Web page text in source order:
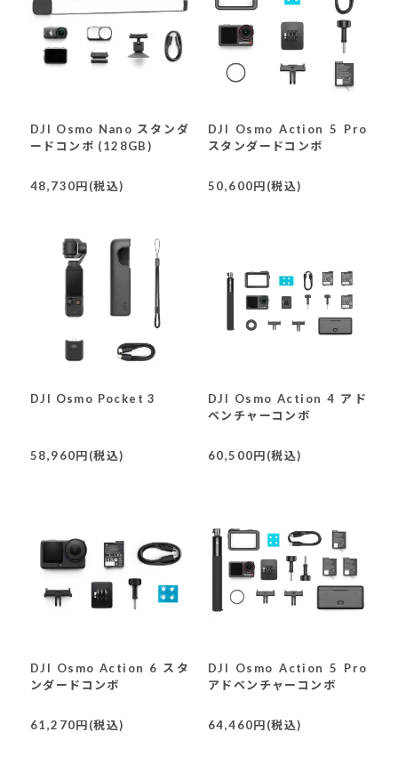
DJI Osmo Nano スタンダ
ードコンボ (128GB)
48,730円(税込)
DJI Osmo Action 5 Pro
スタンダードコンボ
50,600円(税込)
DJI Osmo Pocket 3
58,960円(税込)
DJI Osmo Action 4 アド
ベンチャーコンボ
60,500円(税込)
DJI Osmo Action 6 スタ
ンダードコンボ
61,270円(税込)
DJI Osmo Action 5 Pro
アドベンチャーコンボ
64,460円(税込)